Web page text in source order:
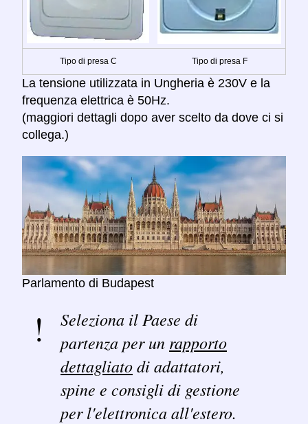
Tipo di presa C Tipo di presa F
La tensione utilizzata in Ungheria è 230V e la
frequenza elettrica è 50Hz.
(maggiori dettagli dopo aver scelto da dove ci si
collega.)
Parlamento di Budapest
Seleziona il Paese di
partenza per un rapporto
dettagliatodi adattatori,
spine e consigli di gestione
per l'elettronica all'estero.